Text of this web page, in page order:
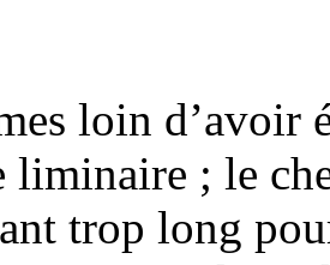
loin d’avoir
liminaire ; le
trop long